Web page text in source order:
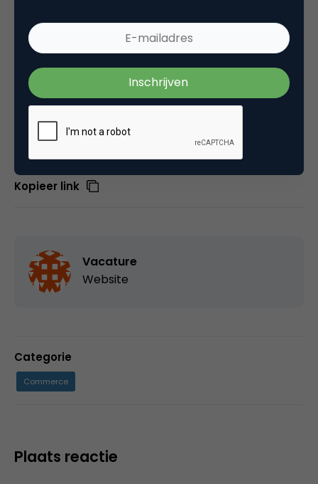
op
pcmuitgevers.nl. Acquisitie naar aanleiding van deze
advertentie wordt niet op prijs gesteld.
Deel dit artikel
Kopieer link
Vacature
Website
Categorie
Commerce
Plaats reactie